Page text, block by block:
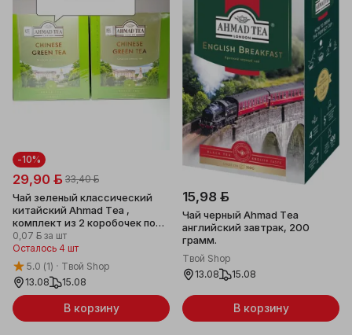
-10%
29,90 ƃ 33,40 ƃ
Чай зеленый классический
китайский Ahmad Tea ,
комплект из 2 коробочек по
100 пакетиков каждая, с
ярлычками.
0,07 ƃ за шт
Осталось 4 шт
5.0 (1)
Твой Shop
13.08
15.08
В корзину
15,98 ƃ
Чай черный Ahmad Tea
английский завтрак, 200
грамм.
Твой Shop
13.08
15.08
В корзину